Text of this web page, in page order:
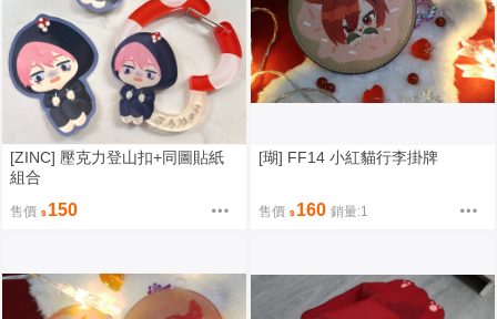
[ZINC] 壓克力登山扣+同圖貼紙
組合
售價 150
[瑚] FF14 小紅貓行李掛牌
售價 160 銷量:1